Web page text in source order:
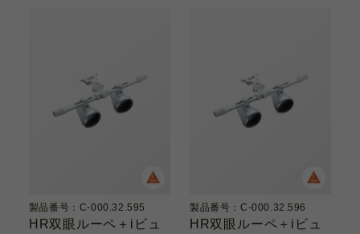
製品番号：C-000.32.595
HR双眼ルーペ＋iビュ
製品番号：C-000.32.596
HR双眼ルーペ＋iビュ